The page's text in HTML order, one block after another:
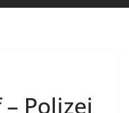
– Polizei